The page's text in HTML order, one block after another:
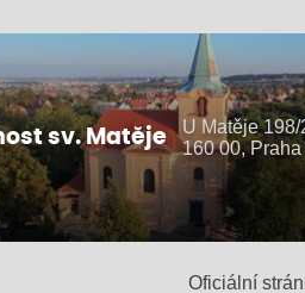
sv. Matěje
U Matěje
160 00,
Oficiální